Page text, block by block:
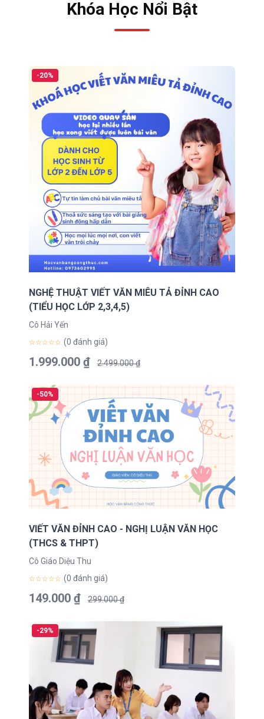
Khóa Học Nổi Bật
-20%
NGHỆ THUẬT VIẾT VĂN MIÊU TẢ ĐỈNH CAO
(TIỂU HỌC LỚP 2,3,4,5)
Cô Hải Yến
☆☆☆☆☆ (0 đánh giá)
1.999.000 ₫ 2.499.000 ₫
-50%
VIẾT VĂN ĐỈNH CAO - NGHỊ LUẬN VĂN HỌC
(THCS & THPT)
Cô Giáo Diệu Thu
☆☆☆☆☆ (0 đánh giá)
149.000 ₫ 299.000 ₫
-29%